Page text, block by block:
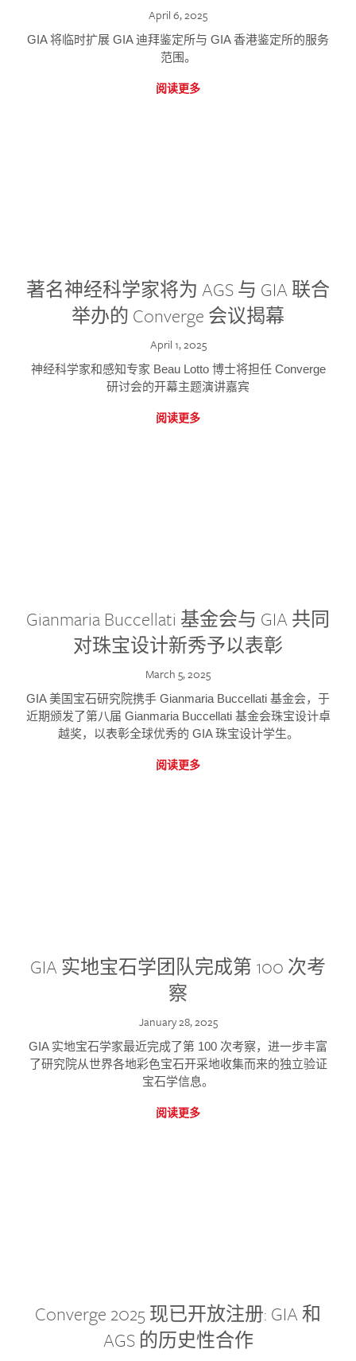
April 6, 2025
GIA 将临时扩展 GIA 迪拜鉴定所与 GIA 香港鉴定所的服务
范围。
阅读更多
著名神经科学家将为 AGS 与 GIA 联合
举办的 Converge 会议揭幕
April 1, 2025
神经科学家和感知专家 Beau Lotto 博士将担任 Converge
研讨会的开幕主题演讲嘉宾
阅读更多
Gianmaria Buccellati 基金会与 GIA 共同
对珠宝设计新秀予以表彰
March 5, 2025
GIA 美国宝石研究院携手 Gianmaria Buccellati 基金会，于
近期颁发了第八届 Gianmaria Buccellati 基金会珠宝设计卓
越奖，以表彰全球优秀的 GIA 珠宝设计学生。
阅读更多
GIA 实地宝石学团队完成第 100 次考
察
January 28, 2025
GIA 实地宝石学家最近完成了第 100 次考察，进一步丰富
了研究院从世界各地彩色宝石开采地收集而来的独立验证
宝石学信息。
阅读更多
Converge 2025 现已开放注册: GIA 和
AGS 的历史性合作